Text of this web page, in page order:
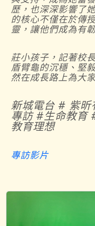
歷，也深深影響了
的核心不僅在於傳
靈，讓他們成為有
莊小孩子，記著校
盾臂龜的沉穩、堅
然在成長路上為大
新城電台 # 紫
專訪 #生命教育
教育理想
專訪影片